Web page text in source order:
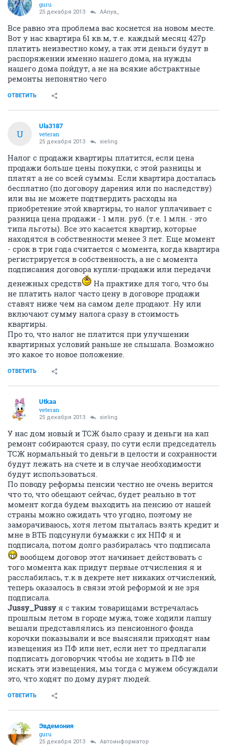
guru
25 декабря 2013 AAnya_
Все равно эта проблема вас коснется на новом месте.
Вот у нас квартира 61 кв.м, т.е. каждый месяц 427р
платить неизвестно кому, а так эти деньги будут в
распоряжении именно нашего дома, на нужды
нашего дома пойдут, а не на всякие абстрактные
ремонты непонятно чего
ОТВЕТИТЬ
U
Ula3187
veteran
25 декабря 2013 xieling
Налог с продажи квартиры платится, если цена
продажи больше цены покупки, с этой разницы и
платят а не со всей суммы. Если квартира досталась
бесплатно (по договору дарения или по наследству)
или вы не можете подтвердить расходы на
приобретение этой квартиры, то налог уплачивает с
разница цена продажи - 1 млн. руб. (т.е. 1 млн. - это
типа льготы). Все это касается квартир, которые
находятся в собственности менее 3 лет. Еще момент
- срок в три года считается с момента, когда квартира
регистрируется в собственность, а не с момента
подписания договора купли-продажи или передачи
денежных средств
На практике для того, что бы
не платить налог часто цену в договоре продажи
ставят ниже чем на самом деле продают. Ну или
включают сумму налога сразу в стоимость
квартиры.
Про то, что налог не платится при улучшении
квартирных условий раньше не слышала. Возможно
это какое то новое положение.
ОТВЕТИТЬ
Utkaa
veteran
25 декабря 2013 xieling
У нас дом новый и ТСЖ было сразу и деньги на кап
ремонт собираются сразу, по сути если председатель
ТСЖ нормальный то деньги в целости и сохранности
будут лежать на счете и в случае необходимости
будут использоваться.
По поводу реформы пенсии честно не очень верится
что то, что обещают сейчас, будет реально в тот
момент когда будем выходить на пенсию от нашей
страны можно ожидать что угодно, поэтому не
заморачиваюсь, хотя летом пыталась взять кредит и
мне в ВТБ подсунули бумажки с их НПФ я и
подписала, потом долго разбиралась что подписала
вообщем договор этот начинает действовать с
того момента как придут первые отчисления я и
расслабилась, т.к в декрете нет никаких отчислений,
теперь оказалось в связи этой реформой и не зря
подписала.
Jussy_Pussy я с таким товарищами встречалась
прошлым летом в городе мужа, тоже ходили лапшу
вешали представлялись из пенсионного фонда
корочки показывали и все выясняли приходят нам
извещения из ПФ или нет, если нет то предлагали
подписать договорчик чтобы не ходить в ПФ не
искать эти извещения, мы тогда с мужем обсуждали
это, что ходят по дому дурят людей.
ОТВЕТИТЬ
Эвдемония
guru
25 декабря 2013 Автоинформатор